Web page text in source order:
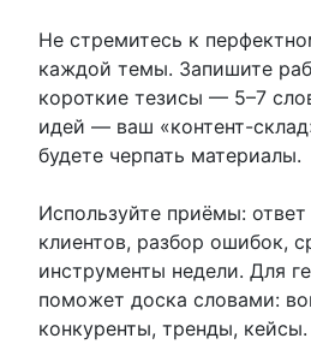
Не стремитесь к
каждой темы. Запишите
короткие тезисы — 5–7
идей — ваш «контент-
будете черпать материалы.
Используйте приёмы:
клиентов, разбор ошибок,
инструменты недели. Для
поможет доска словами:
конкуренты, тренды, кейсы.